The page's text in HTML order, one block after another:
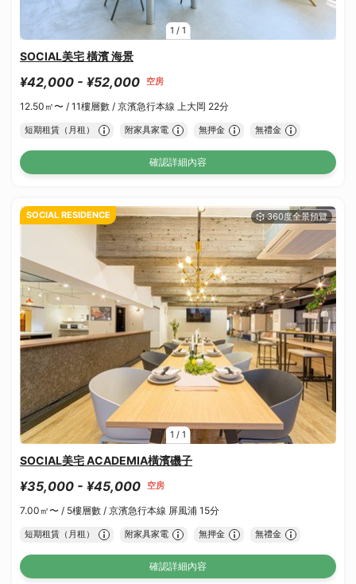
1 / 1
SOCIAL美宅 橫濱 海景
¥42,000 - ¥52,000 空房
12.50㎡〜 / 11樓層數 / 京濱急行本線 上大岡 22分
短期租賃（月租） 附家具家電 無押金 無禮金
確認詳細內容
1 / 1
SOCIAL RESIDENCE
SOCIAL美宅 ACADEMIA橫濱磯子
¥35,000 - ¥45,000 空房
7.00㎡〜 / 5樓層數 / 京濱急行本線 屏風浦 15分
短期租賃（月租） 附家具家電 無押金 無禮金
確認詳細內容